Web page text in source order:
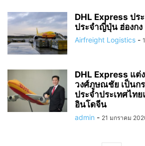
DHL Express ปร
ประจำญี่ปุ่น ฮ่องกง
Airfreight Logistics -
DHL Express แต่
วงศ์ภูษณชัย เป็นก
ประจำประเทศไท
อินโดจีน
admin - 21 มกราคม